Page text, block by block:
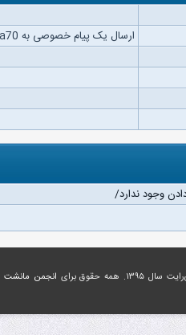
ارسال یک پیام خصوصی به sara70.
وجود ندارد/
انجمن مانشت